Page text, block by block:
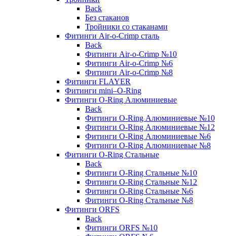
Back
Без стаканов
Тройники со стаканами
Фитинги Air-o-Crimp сталь
Back
Фитинги Air-o-Crimp №10
Фитинги Air-o-Crimp №6
Фитинги Air-o-Crimp №8
Фитинги FLAYER
Фитинги mini–O-Ring
Фитинги O-Ring Алюминиевые
Back
Фитинги O-Ring Алюминиевые №10
Фитинги O-Ring Алюминиевые №12
Фитинги O-Ring Алюминиевые №6
Фитинги O-Ring Алюминиевые №8
Фитинги O-Ring Стальные
Back
Фитинги O-Ring Стальные №10
Фитинги O-Ring Стальные №12
Фитинги O-Ring Стальные №6
Фитинги O-Ring Стальные №8
Фитинги ORFS
Back
Фитинги ORFS №10